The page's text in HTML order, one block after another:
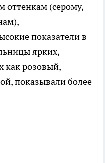
оттенкам (серому,
показатели в
ярких,
как розовый,
показывали более